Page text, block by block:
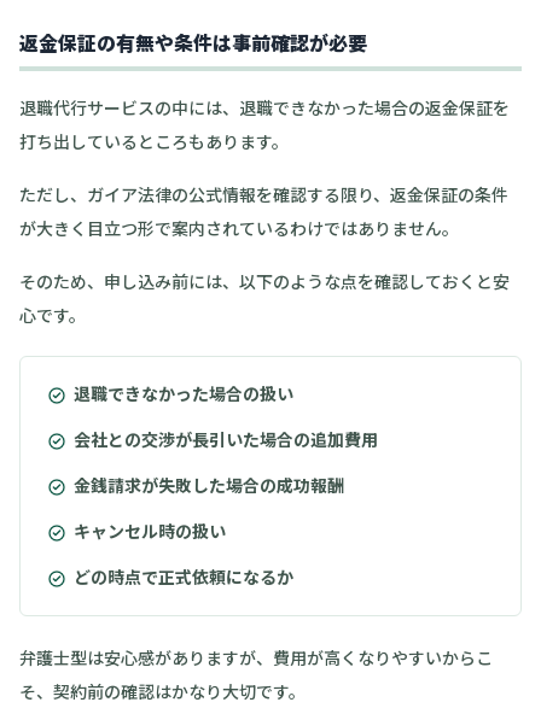
返金保証の有無や条件は事前確認が必要
退職代行サービスの中には、退職できなかった場合の返金保証を
打ち出しているところもあります。
ただし、ガイア法律の公式情報を確認する限り、返金保証の条件
が大きく目立つ形で案内されているわけではありません。
そのため、申し込み前には、以下のような点を確認しておくと安
心です。
退職できなかった場合の扱い
会社との交渉が長引いた場合の追加費用
金銭請求が失敗した場合の成功報酬
キャンセル時の扱い
どの時点で正式依頼になるか
弁護士型は安心感がありますが、費用が高くなりやすいからこ
そ、契約前の確認はかなり大切です。